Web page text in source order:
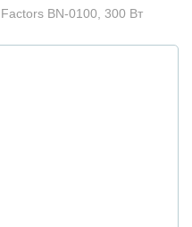
BN-0100, 300 Вт